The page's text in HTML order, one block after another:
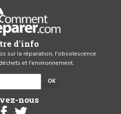
d'info
sur la réparation, l'obsolescence
et l'environnement.
OK
nous